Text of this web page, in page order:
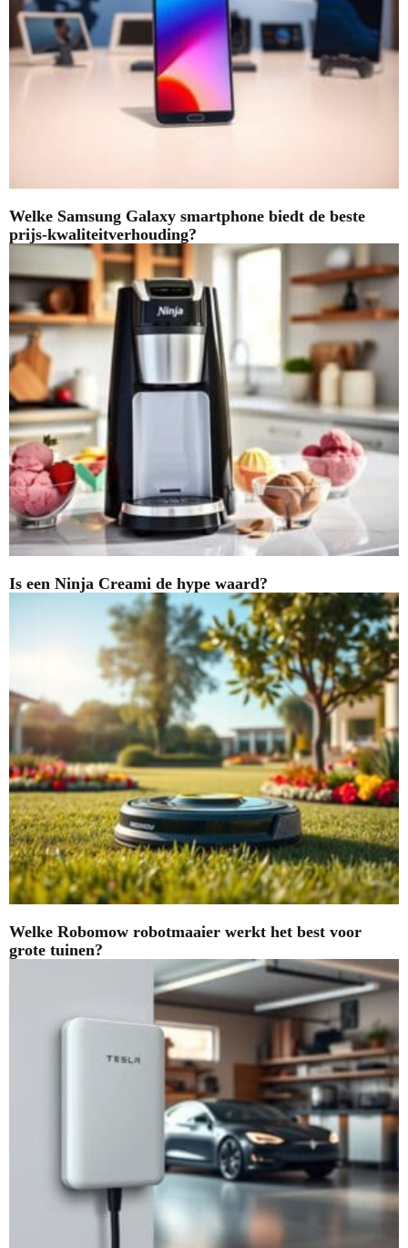
Welke Samsung Galaxy smartphone biedt de beste
prijs-kwaliteitverhouding?
Is een Ninja Creami de hype waard?
Welke Robomow robotmaaier werkt het best voor
grote tuinen?